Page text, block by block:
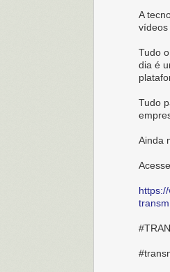
A
vídeos
Tudo
dia é
Tudo
Ainda